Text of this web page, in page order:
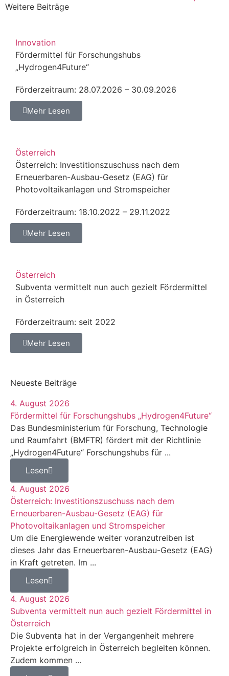
Weitere Beiträge
Innovation
Fördermittel für Forschungshubs
„Hydrogen4Future“
Förderzeitraum: 28.07.2026 – 30.09.2026
Mehr Lesen
Österreich
Österreich: Investitionszuschuss nach dem
Erneuerbaren-Ausbau-Gesetz (EAG) für
Photovoltaikanlagen und Stromspeicher
Förderzeitraum: 18.10.2022 – 29.11.2022
Mehr Lesen
Österreich
Subventa vermittelt nun auch gezielt Fördermittel
in Österreich
Förderzeitraum: seit 2022
Mehr Lesen
Neueste Beiträge
4. August 2026
Fördermittel für Forschungshubs „Hydrogen4Future“
Das Bundesministerium für Forschung, Technologie
und Raumfahrt (BMFTR) fördert mit der Richtlinie
„Hydrogen4Future“ Forschungshubs für ...
Lesen
4. August 2026
Österreich: Investitionszuschuss nach dem
Erneuerbaren-Ausbau-Gesetz (EAG) für
Photovoltaikanlagen und Stromspeicher
Um die Energiewende weiter voranzutreiben ist
dieses Jahr das Erneuerbaren-Ausbau-Gesetz (EAG)
in Kraft getreten. Im ...
Lesen
4. August 2026
Subventa vermittelt nun auch gezielt Fördermittel in
Österreich
Die Subventa hat in der Vergangenheit mehrere
Projekte erfolgreich in Österreich begleiten können.
Zudem kommen ...